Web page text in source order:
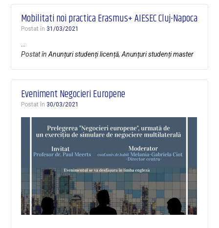
Mobilitati noi practica Erasmus+ AIESEC Cluj-Napoca
Postat în 31/03/2021
Postat înAnunțuri studenți licență,Anunțuri studenți master
Eveniment Negocieri Europene
Postat în 30/03/2021